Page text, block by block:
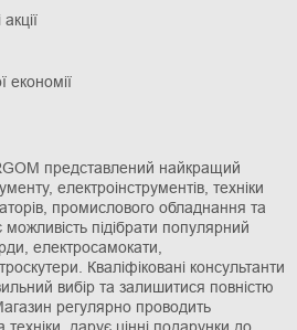
економії
представлений найкращий
електроінструментів, техніки
промислового обладнання та
можливість підібрати популярний
електросамокати,
Кваліфіковані консультанти
вибір та залишитися повністю
регулярно проводить
техніки, дарує цінні подарунки до